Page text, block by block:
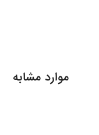
موارد مشابه